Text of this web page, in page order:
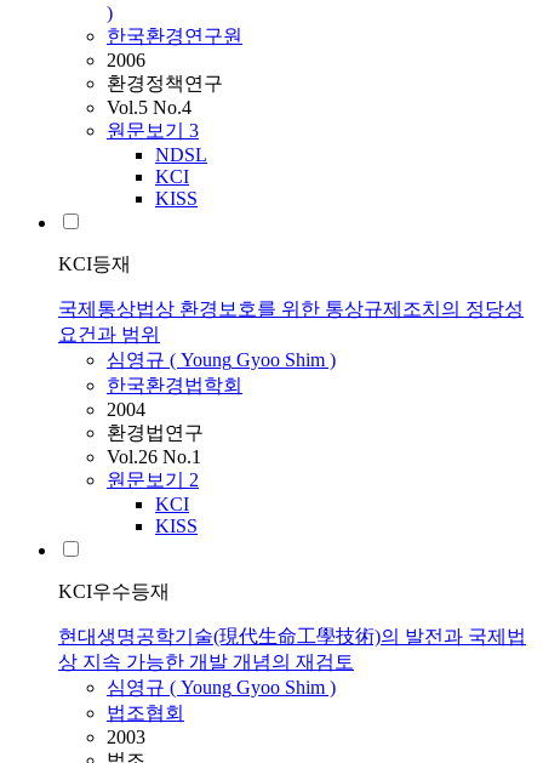
)
한국환경연구원
2006
환경정책연구
Vol.5 No.4
원문보기 3
NDSL
KCI
KISS
KCI등재
국제통상법상 환경보호를 위한 통상규제조치의 정당성
요건과 범위
심영규 ( Young Gyoo Shim )
한국환경법학회
2004
환경법연구
Vol.26 No.1
원문보기 2
KCI
KISS
KCI우수등재
현대생명공학기술(現代生命工學技術)의 발전과 국제법
상 지속 가능한 개발 개념의 재검토
심영규 ( Young Gyoo Shim )
법조협회
2003